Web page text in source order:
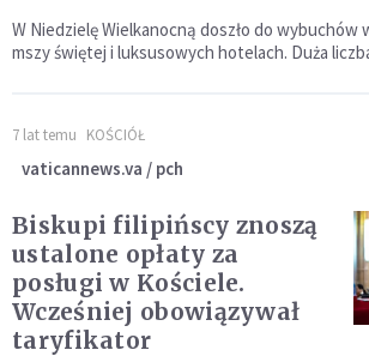
W Niedzielę Wielkanocną doszło do wybuchów
mszy świętej i luksusowych hotelach. Duża
7 lat temu KOŚCIÓŁ
vaticannews.va / pch
Biskupi filipińscy znoszą
ustalone opłaty za
posługi w Kościele.
Wcześniej obowiązywał
taryfikator